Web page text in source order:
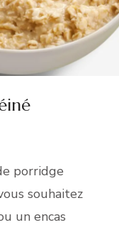
porridge
souhaitez
un encas